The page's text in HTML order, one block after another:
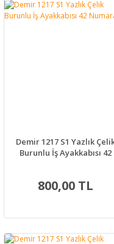
Demir 1217 S1 Yazlık
Burunlu İş Ayakkabısı 42
800,00 TL